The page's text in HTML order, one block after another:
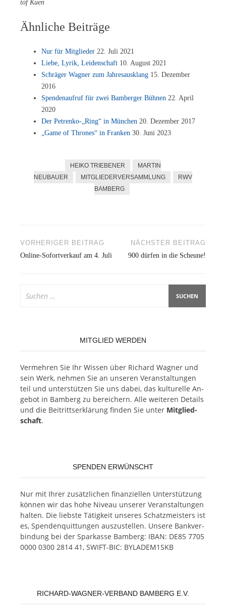
tof Kuen
Ähnliche Beiträge
Nur für Mit­glie­der 22. Juli 2021
Lie­be, Ly­rik, Lei­den­schaft 10. Au­gust 2021
Schrä­ger Wag­ner zum Jah­res­aus­klang 15. De­zem­ber
2016
Spen­den­auf­ruf für zwei Bam­ber­ger Büh­nen 22. April
2020
Der Petrenko-„Ring“ in Mün­chen 20. De­zem­ber 2017
„Game of Thro­nes“ in Fran­ken 30. Juni 2023
HEIKO TRIEBENER
MARTIN
NEUBAUER
MITGLIEDERVERSAMMLUNG
RWV
BAMBERG
Beitragsnavigation
VORHERIGER BEITRAG
Online-Sofortverkauf am 4. Juli
NÄCHSTER BEITRAG
900 dürfen in die Scheune!
nach:
MITGLIED WERDEN
Ver­meh­ren Sie Ihr Wis­sen über Ri­chard Wag­ner und
sein Werk, neh­men Sie an un­se­ren Ver­an­stal­tun­gen
teil und un­ter­stüt­zen Sie uns da­bei, das kul­tu­rel­le An­
ge­bot in Bam­berg zu be­rei­chern. Alle wei­te­ren De­tails
und die Bei­tritts­er­klä­rung fin­den Sie un­ter Mit­glied­
schaft.
SPENDEN ERWÜNSCHT
Nur mit Ih­rer zu­sätz­li­chen fi­nan­zi­el­len Un­ter­stüt­zung
kön­nen wir das hohe Ni­veau un­se­rer Ver­an­stal­tun­gen
hal­ten. Die liebs­te Tä­tig­keit un­se­res Schatz­meis­ters ist
es, Spen­den­quit­tun­gen aus­zu­stel­len. Un­se­re Bank­ver­
bin­dung bei der Spar­kas­se Bam­berg: IBAN: DE85 7705
0000 0300 2814 41, SWIFT-BIC: BYLADEM1SKB
RICHARD-WAGNER-VERBAND BAMBERG E.V.